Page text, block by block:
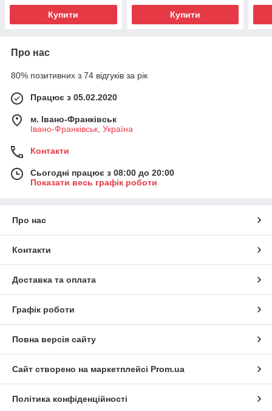
Купити Купити
Про нас
80% позитивних з 74 відгуків за рік
Працює з 05.02.2020
м. Івано-Франківськ
Івано-Франківськ, Україна
Контакти
Сьогодні працює з 08:00 до 20:00
Показати весь графік роботи
Про нас
Контакти
Доставка та оплата
Графік роботи
Повна версія сайту
Сайт створено на маркетплейсі Prom.ua
Політика конфіденційності